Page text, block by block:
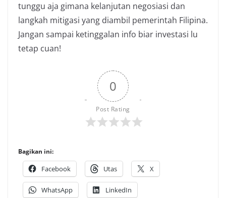
tunggu aja gimana kelanjutan negosiasi dan
langkah mitigasi yang diambil pemerintah Filipina.
Jangan sampai ketinggalan info biar investasi lu
tetap cuan!
0
Post Rating
Bagikan ini:
Facebook Utas X
WhatsApp LinkedIn